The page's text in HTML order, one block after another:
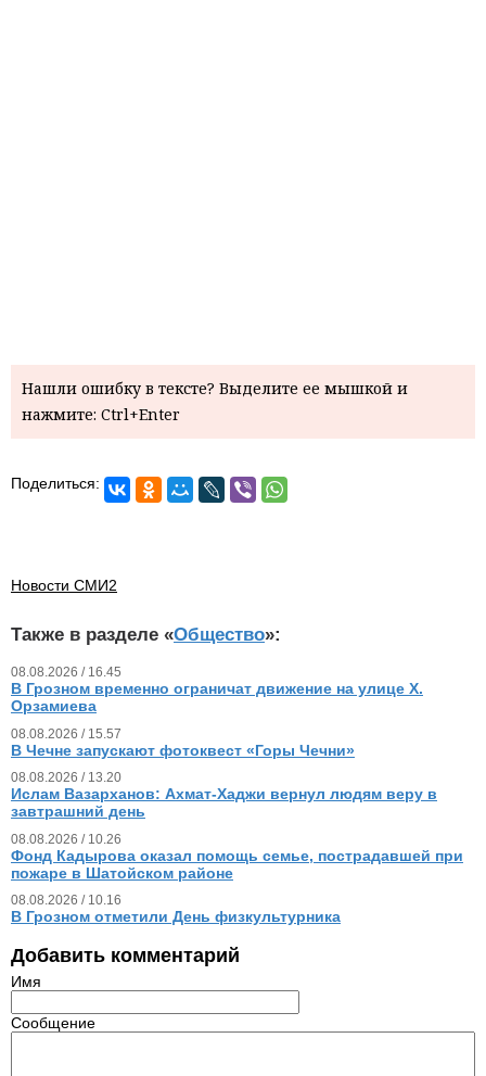
Нашли ошибку в тексте? Выделите ее мышкой и
нажмите: Ctrl+Enter
Поделиться:
Новости СМИ2
Также в разделе «Общество»:
08.08.2026 / 16.45
В Грозном временно ограничат движение на улице Х.
Орзамиева
08.08.2026 / 15.57
В Чечне запускают фотоквест «Горы Чечни»
08.08.2026 / 13.20
Ислам Вазарханов: Ахмат-Хаджи вернул людям веру в
завтрашний день
08.08.2026 / 10.26
Фонд Кадырова оказал помощь семье, пострадавшей при
пожаре в Шатойском районе
08.08.2026 / 10.16
В Грозном отметили День физкультурника
Добавить комментарий
Имя
Сообщение